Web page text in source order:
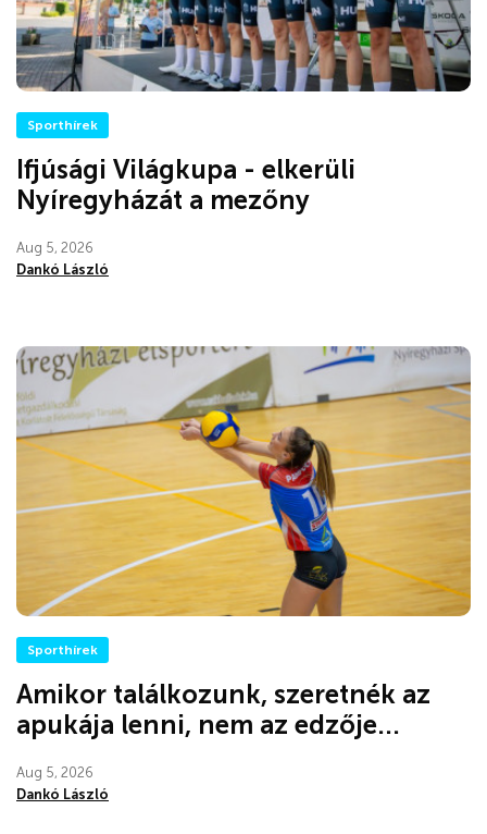
Sporthírek
Ifjúsági Világkupa - elkerüli
Nyíregyházát a mezőny
Aug 5, 2026
Dankó László
Sporthírek
Amikor találkozunk, szeretnék az
apukája lenni, nem az edzője...
Aug 5, 2026
Dankó László